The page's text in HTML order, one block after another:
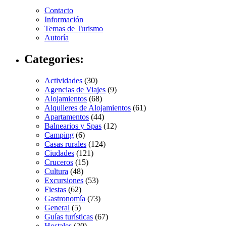
Contacto
Información
Temas de Turismo
Autoría
Categories:
Actividades (30)
Agencias de Viajes (9)
Alojamientos (68)
Alquileres de Alojamientos (61)
Apartamentos (44)
Balnearios y Spas (12)
Camping (6)
Casas rurales (124)
Ciudades (121)
Cruceros (15)
Cultura (48)
Excursiones (53)
Fiestas (62)
Gastronomía (73)
General (5)
Guías turísticas (67)